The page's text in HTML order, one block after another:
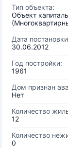
Тип объекта:
Объект
Дата
30.06.2012
Год постройки:
1961
Дом признан
Нет
Количество
12
Количество
0